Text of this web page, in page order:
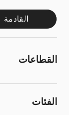
القادمة
القطاعات
الفئات